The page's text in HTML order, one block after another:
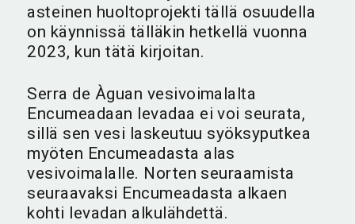
asteinen huoltoprojekti tällä osuudella
on käynnissä tälläkin hetkellä vuonna
2023, kun tätä kirjoitan.
Serra de Àguan vesivoimalalta
Encumeadaan levadaa ei voi seurata,
sillä sen vesi laskeutuu syöksyputkea
myöten Encumeadasta alas
vesivoimalalle. Norten seuraamista
seuraavaksi Encumeadasta alkaen
kohti levadan alkulähdettä.